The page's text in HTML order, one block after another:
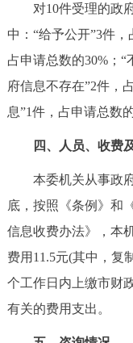
对10件受理的政府
中：“给予公开”3件，
占申请总数的30%；“
府信息不存在”2件，
息”1件，占申请总数的
四、人员、收费
本委机关从事政府
底，按照《条例》和
信息收费办法》，本
费用11.5元(其中，复
个工作日内上缴市财
有关的费用支出。